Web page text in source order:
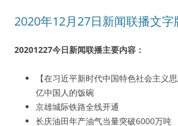
2020年12月27日新闻联播文字
20201227今日新闻联播主要内容：
【在习近平新时代中国特色社会主义
亿中国人的饭碗
京雄城际铁路全线开通
长庆油田年产油气当量突破6000万吨